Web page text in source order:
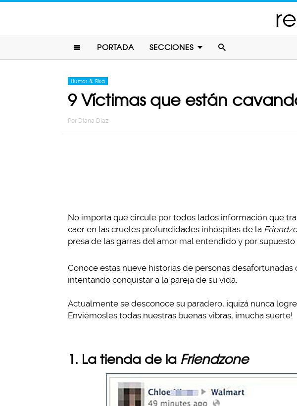
PORTADA SECCIONES
Humor & Risa
9 Víctimas que están
Por Diana Diaz
No importa que circule por todos lados información que
caer en las crueles profundidades inhóspitas de la
presa de las garras del amor mal entendido y por
Conoce estas nueve historias de personas
intentando conquistar a la pareja de su vida.
Actualmente se desconoce su paradero, ¡quizá nunca
Enviémosles todas nuestras buenas vibras, ¡mucha suerte!
1. La tienda de la Friendzone